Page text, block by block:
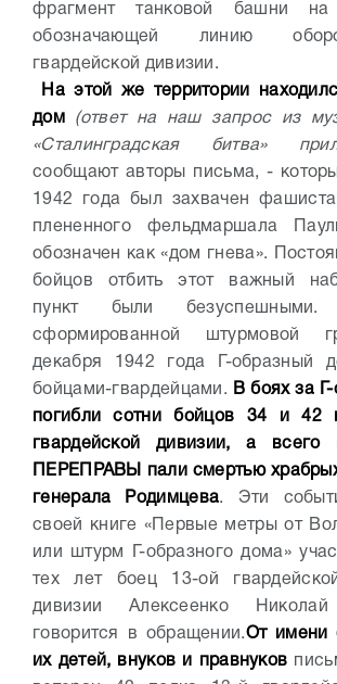
фрагмент танковой башни на
обозначающей линию
гвардейской дивизии.
На этой же территории
дом
(ответ на наш запрос из
«Сталинградская битва»
сообщают авторы письма, -
1942 года был захвачен
плененного фельдмаршала
обозначен как «дом гнева».
бойцов отбить этот важный
пункт были
сформированной штурмовой
декабря 1942 года Г-образный
бойцами-гвардейцами.
В боях за
погибли сотни бойцов 34 и 42
гвардейской дивизии, а всего
ПЕРЕПРАВЫ пали смертью
генерала Родимцева. Эти
своей книге «Первые метры от
или штурм Г-образного дома»
тех лет боец 13-ой
дивизии Алексеенко
говорится в обращении.От имени
их детей, внуков и правнуков